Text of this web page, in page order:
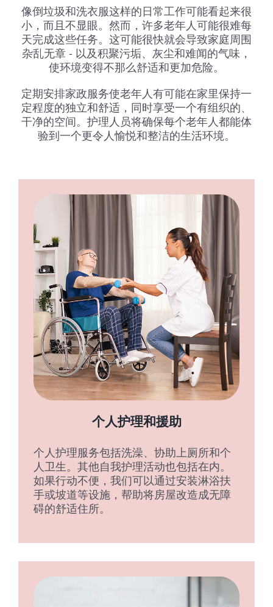
像倒垃圾和洗衣服这样的日常工作可能看起来很
小，而且不显眼。然而，许多老年人可能很难每
天完成这些任务。这可能很快就会导致家庭周围
杂乱无章 - 以及积聚污垢、灰尘和难闻的气味，
使环境变得不那么舒适和更加危险。
定期安排家政服务使老年人有可能在家里保持一
定程度的独立和舒适，同时享受一个有组织的、
干净的空间。护理人员将确保每个老年人都能体
验到一个更令人愉悦和整洁的生活环境。
个人护理和援助
个人护理服务包括洗澡、协助上厕所和个
人卫生。其他自我护理活动也包括在内。
如果行动不便，我们可以通过安装淋浴扶
手或坡道等设施，帮助将房屋改造成无障
碍的舒适住所。